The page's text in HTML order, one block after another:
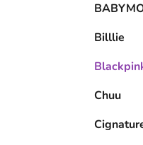
Billlie
Chuu